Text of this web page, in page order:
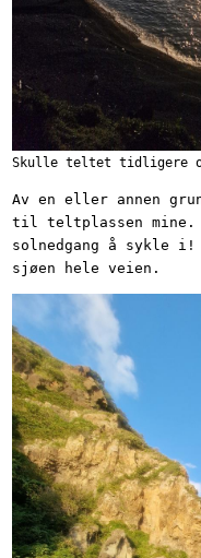
Skulle teltet tidligere
Av en eller annen
til teltplassen
solnedgang å sykle
sjøen hele veien.